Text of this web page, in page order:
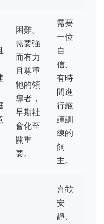
困難。
需要強
而有力
且尊重
牠的領
導者，
早期社
會化至
關重
要。
需要
一位
自
信、
有時
間進
行嚴
謹訓
練的
飼
主。
喜歡
安
靜、